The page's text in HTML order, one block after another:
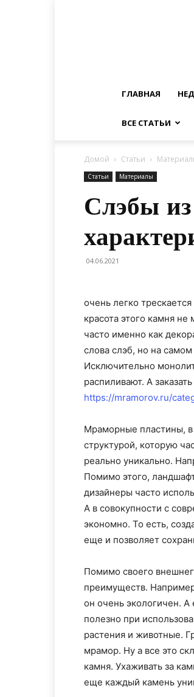
ГЛАВНАЯ
ВСЕ СТАТЬИ
Домой Статьи
Статьи Материалы
Слэбы
04.06.2021
очень легко
красота этого камня
часто именно как
слова слэб, но на
Исключительно
распиливают. А
https://mramorov.ru/
Мраморные пластины,
структурой, которую
реально уникально.
Помимо этого,
дизайнеры часто
А в совокупности с
экономно. То есть,
еще и позволяет
Помимо своего
преимуществ.
он очень экологичен.
полезно при
растения и животные.
мрамор. Ну а все это
камня. Ухаживать за
еще каждый камень